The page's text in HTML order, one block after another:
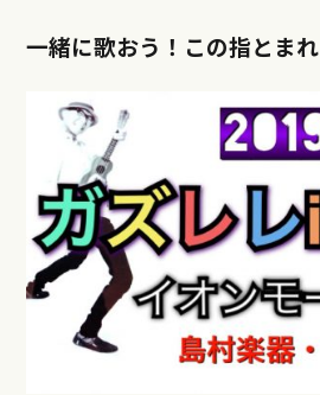
一緒に歌おう！ この指とまれ